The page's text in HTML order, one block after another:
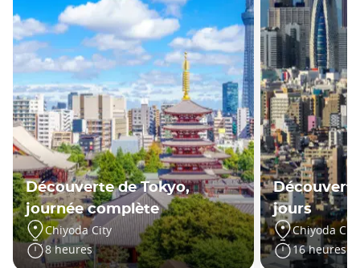
Découverte de Tokyo,
journée complète
Chiyoda City
8 heures
jours
Chiyoda City
16 heures